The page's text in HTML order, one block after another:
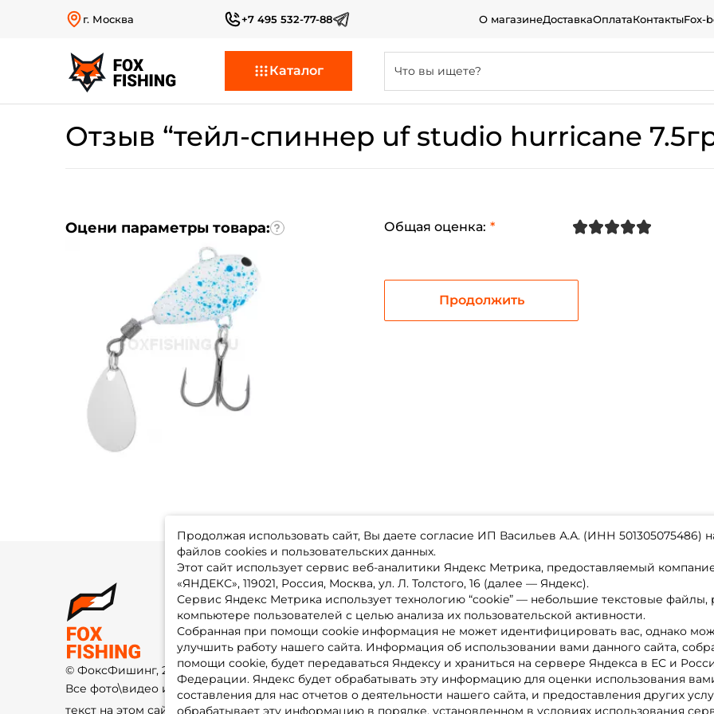
г. Москва +7 495 532-77-88 О магазинеДоставкаОплатаКонтактыFox-
Каталог
Отзыв “тейл-спиннер uf studio hurricane
Оцени параметры товара: Общая оценка:
Продолжить
Продолжая использовать сайт, Вы даете согласие ИП Васильев А.А. (ИНН 501305075486)
файлов cookies и пользовательских данных.
Этот сайт использует сервис веб-аналитики Яндекс Метрика, предоставляемый
«ЯНДЕКС», 119021, Россия, Москва, ул. Л. Толстого, 16 (далее — Яндекс).
Сервис Яндекс Метрика использует технологию “cookie” — небольшие текстовые
компьютере пользователей с целью анализа их пользовательской активности.
Собранная при помощи cookie информация не может идентифицировать вас, однако
улучшить работу нашего сайта. Информация об использовании вами данного сайта,
помощи cookie, будет передаваться Яндексу и храниться на сервере Яндекса в ЕС и
Федерации. Яндекс будет обрабатывать эту информацию для оценки использования
составления для нас отчетов о деятельности нашего сайта, и предоставления других
обрабатывает эту информацию в порядке, установленном в условиях использования
Создать аккаунт
Повторите пароль: *
Заполняя данную форму вы соглашаетесь на
обработкуперсональных данных
Создать аккаунт
У меня уже есть аккаунт
© ФоксФишинг, 2009-2026
Все фото\видео изображения и
текст на этом сайте защищены
О магазине
Доставка
Оплата
Fox-bonus
Гуру
Контакты
Политика обработки ПД
Каталог товаров
Акции
Новинки
Бренды
Партнерская программа